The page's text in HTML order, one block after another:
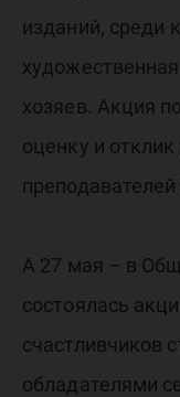
изданий, среди
хозяев. Акция
оценку и
А 27 мая – в
состоялась
счастливчиков
обладателями